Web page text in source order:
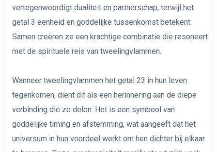
vertegenwoordigt dualiteit en partnerschap, terwijl het
getal 3 eenheid en goddelijke tussenkomst betekent.
Samen creëren ze een krachtige combinatie die resoneert
met de spirituele reis van tweelingvlammen.
Wanneer tweelingvlammen het getal 23 in hun leven
tegenkomen, dient dit als een herinnering aan de diepe
verbinding die ze delen. Het is een symbool van
goddelijke timing en afstemming, wat aangeeft dat het
universum in hun voordeel werkt om hen dichter bij elkaar